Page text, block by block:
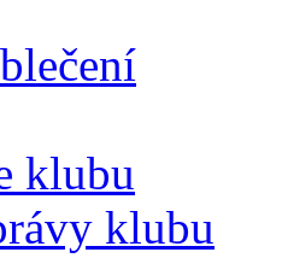
klubu
klubu